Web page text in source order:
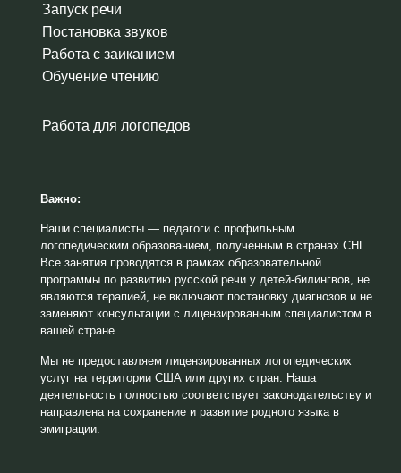
Запуск речи
Постановка звуков
Работа с заиканием
Обучение чтению
Работа для логопедов
Важно:
Наши специалисты — педагоги с профильным
логопедическим образованием, полученным в странах СНГ.
Все занятия проводятся в рамках образовательной
программы по развитию русской речи у детей-билингвов, не
являются терапией, не включают постановку диагнозов и не
заменяют консультации с лицензированным специалистом в
вашей стране.
Мы не предоставляем лицензированных логопедических
услуг на территории США или других стран. Наша
деятельность полностью соответствует законодательству и
направлена на сохранение и развитие родного языка в
эмиграции.